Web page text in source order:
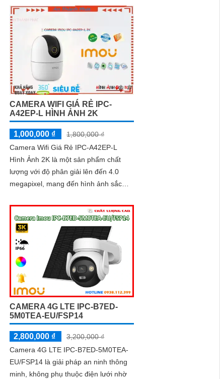
CAMERA WIFI GIÁ RẺ IPC-
A42EP-L HÌNH ẢNH 2K
1,000,000 ₫
1,800,000 ₫
Camera Wifi Giá Rẻ IPC-A42EP-L
Hình Ảnh 2K là một sản phẩm chất
lượng với độ phân giải lên đến 4.0
megapixel, mang đến hình ảnh sắc
qua công...
CAMERA 4G LTE IPC-B7ED-
5M0TEA-EU/FSP14
2,800,000 ₫
3,200,000 ₫
Camera 4G LTE IPC-B7ED-5M0TEA-
EU/FSP14 là giải pháp an ninh thông
minh, không phụ thuộc điện lưới nhờ